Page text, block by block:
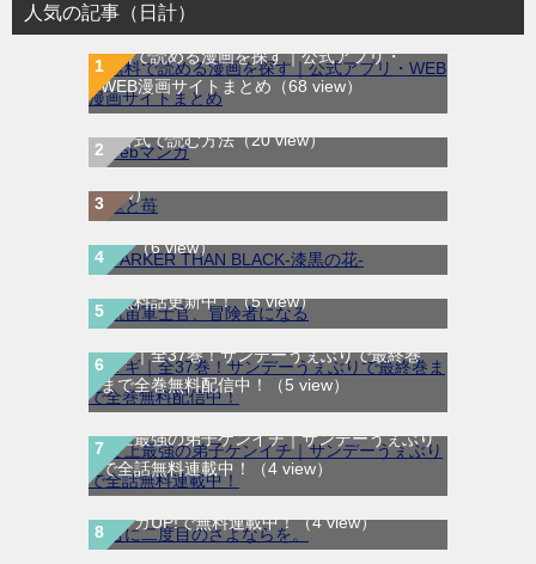
人気の記事（日計）
無料で読める漫画を探す｜公式アプリ・
WEB漫画サイトまとめ （68 view）
WEB漫画サイト一覧｜ブラウザで無料漫画
を公式で読む方法（20 view）
龍と苺｜最新刊第4巻！全巻無料で読める公
式マンガアプリ＿サンデーうぇぶり（8
view）
DARKER THAN BLACK-漆黒の花-｜全4巻完
結！マンガUP!で最終巻まで全巻無料配信
中！（6 view）
航宙軍士官、冒険者になる｜最新刊第6巻！
第5巻まで無料で読めるマンガアプリ！※順
次無料話更新中！（5 view）
マギ｜全37巻！サンデーうぇぶりで最終巻
まで全巻無料配信中！
（5 view）
史上最強の弟子ケンイチ｜サンデーうぇぶり
で全話無料連載中！
（4 view）
君に二度目のさよならを。｜最新刊第2巻！
マンガUP!で無料連載中！（4 view）
じょふう｜最新刊第1巻！マンガParkで最新